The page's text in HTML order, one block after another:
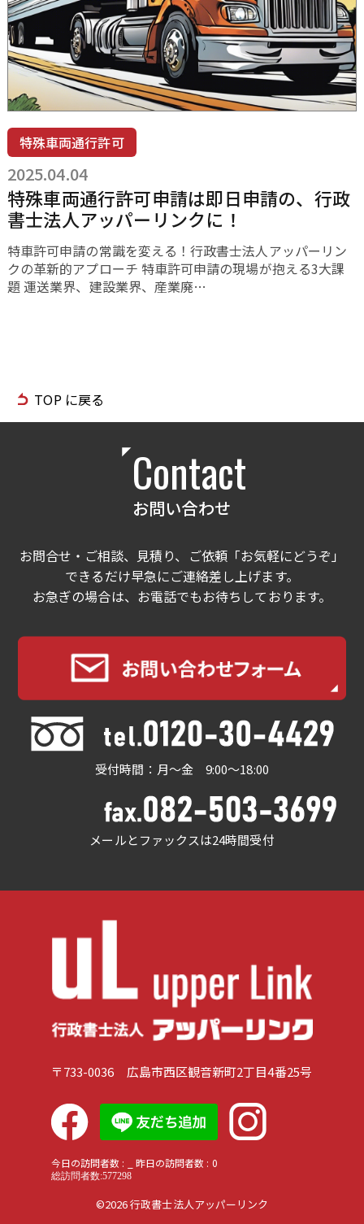
特殊車両通行許可
2025.04.04
特殊車両通行許可申請は即日申請の、行政
書士法人アッパーリンクに！
特車許可申請の常識を変える！行政書士法人アッパーリン
クの革新的アプローチ 特車許可申請の現場が抱える3大課
題 運送業界、建設業界、産業廃…
TOP に戻る
Contact
お問い合わせ
お問合せ・ご相談、見積り、ご依頼「お気軽にどうぞ」
できるだけ早急にご連絡差し上げます。
お急ぎの場合は、お電話でもお待ちしております。
受付時間：月～金 9:00～18:00
メールとファックスは24時間受付
〒733-0036 広島市西区観音新町2丁目4番25号
今日の訪問者数 : 昨日の訪問者数 : 0
©2026 行政書士法人アッパーリンク